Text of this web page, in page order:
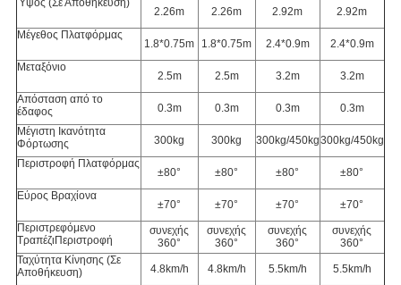
Ύψος (Σε Αποθήκευση)
2.26m 2.26m 2.92m
2.92m
Μέγεθος Πλατφόρμας
1.8*0.75m 1.8*0.75m 2.4*0.9m
2.4*0.9m
Μεταξόνιο
2.5m 2.5m 3.2m
3.2m
Απόσταση από το
έδαφος
0.3m 0.3m 0.3m
0.3m
Μέγιστη Ικανότητα
Φόρτωσης
300kg 300kg 300kg/450kg300kg/450kg
Περιστροφή Πλατφόρμας
±80° ±80° ±80°
±80°
Εύρος Βραχίονα
±70° ±70° ±70°
±70°
Περιστρεφόμενο
Τραπέζι Περιστροφή
συνεχής
360°
συνεχής
360°
συνεχής
360°
συνεχής
360°
Ταχύτητα Κίνησης (Σε
Αποθήκευση)
4.8km/h 4.8km/h 5.5km/h
5.5km/h